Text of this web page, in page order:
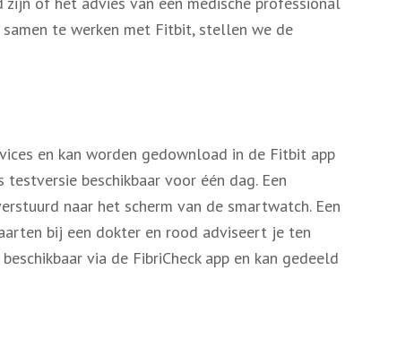
samen te werken met Fitbit, stellen we de
en kan worden gedownload in de Fitbit app
beschikbaar voor één dag. Een
naar het scherm van de smartwatch. Een
bij een dokter en rood adviseert je ten
via de FibriCheck app en kan gedeeld